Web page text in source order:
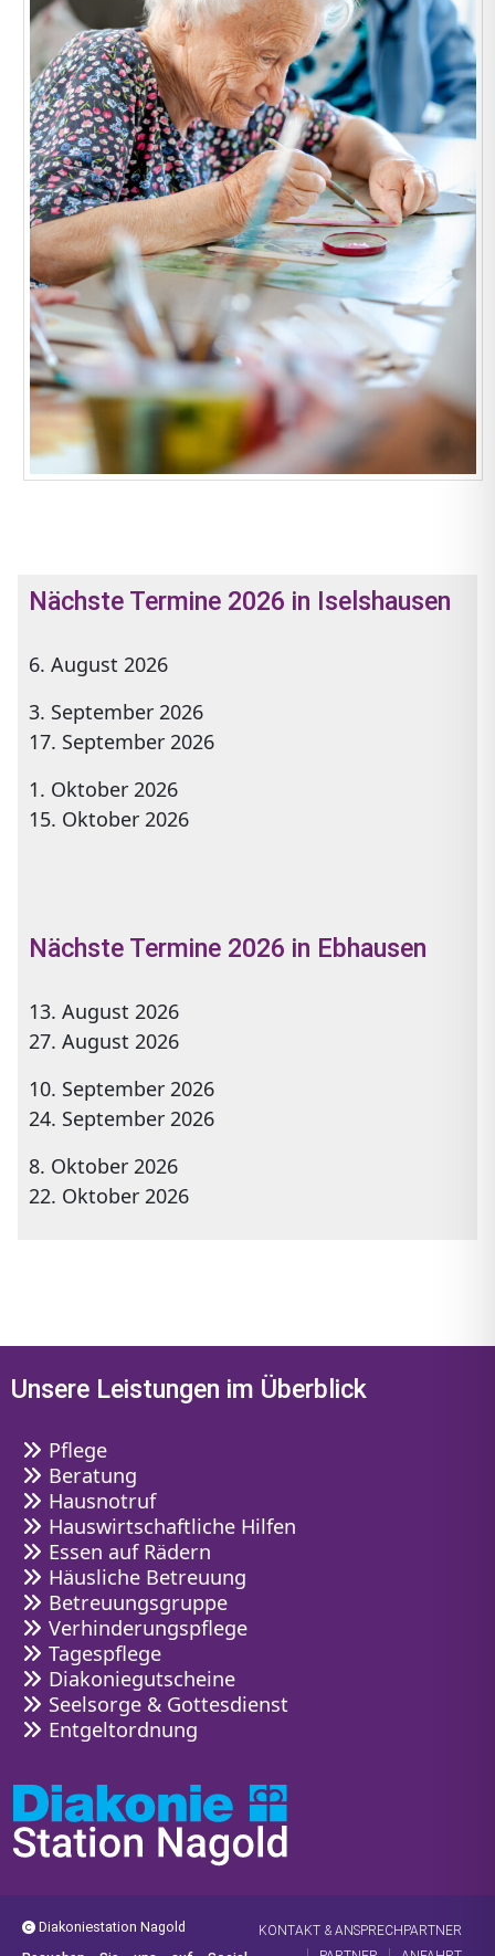
Nächste Termine 2026 in Iselshausen
6. August 2026
3. September 2026
17. September 2026
1. Oktober 2026
15. Oktober 2026
Nächste Termine 2026 in Ebhausen
13. August 2026
27. August 2026
10. September 2026
24. September 2026
8. Oktober 2026
22. Oktober 2026
Unsere Leistungen im Überblick
Pflege
Beratung
Hausnotruf
Hauswirtschaftliche Hilfen
Essen auf Rädern
Häusliche Betreuung
Betreuungsgruppe
Verhinderungspflege
Tagespflege
Diakoniegutscheine
Seelsorge & Gottesdienst
Entgeltordnung
Diakoniestation Nagold
KONTAKT & ANSPRECHPARTNER